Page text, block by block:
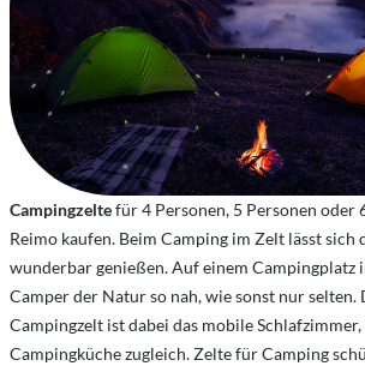
Campingzeltefür 4 Personen, 5 Personen oder
Reimo kaufen. Beim Camping im Zelt lässt
wunderbar genießen. Auf einem Campingplatz
Camper der Natur so nah, wie sonst nur selten.
Campingzelt ist dabei das mobile
Campingküche zugleich. Zelte für Camping